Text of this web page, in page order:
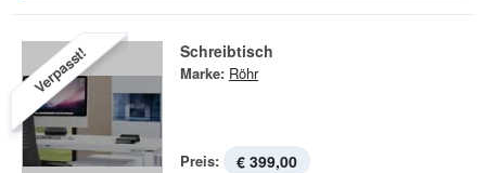
Verpasst! Schreibtisch
Marke: Röhr
Preis: € 399,00